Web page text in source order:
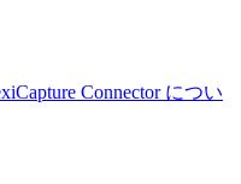
Connector につい